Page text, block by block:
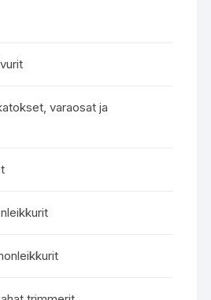
varaosat ja